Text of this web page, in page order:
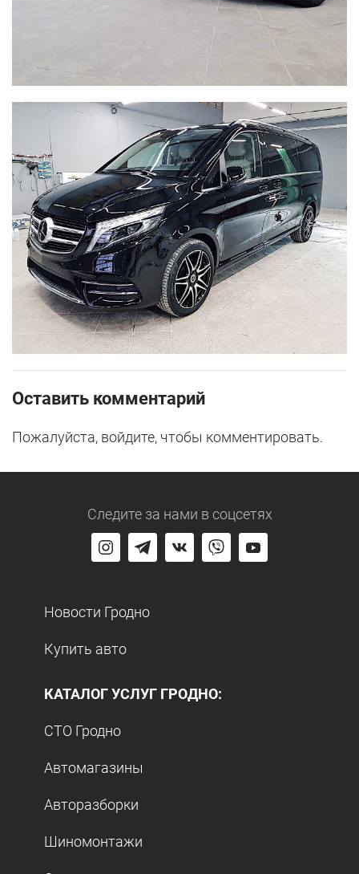
Оставить комментарий
Пожалуйста, войдите, чтобы комментировать.
Следите за нами в соцсетях
Новости Гродно
Купить авто
КАТАЛОГ УСЛУГ ГРОДНО:
СТО Гродно
Автомагазины
Авторазборки
Шиномонтажи